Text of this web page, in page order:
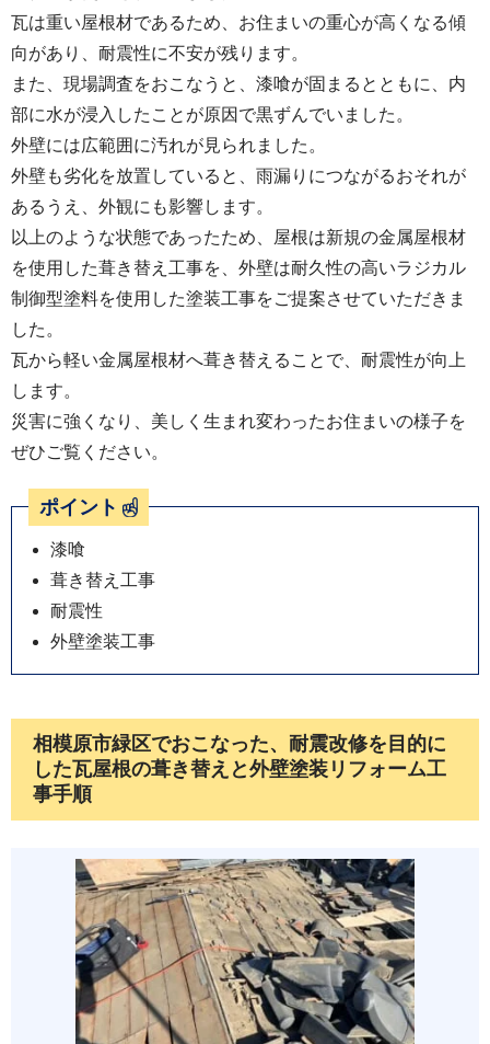
瓦は重い屋根材であるため、お住まいの重心が高くなる傾
向があり、耐震性に不安が残ります。
また、現場調査をおこなうと、漆喰が固まるとともに、内
部に水が浸入したことが原因で黒ずんでいました。
外壁には広範囲に汚れが見られました。
外壁も劣化を放置していると、雨漏りにつながるおそれが
あるうえ、外観にも影響します。
以上のような状態であったため、屋根は新規の金属屋根材
を使用した葺き替え工事を、外壁は耐久性の高いラジカル
制御型塗料を使用した塗装工事をご提案させていただきま
した。
瓦から軽い金属屋根材へ葺き替えることで、耐震性が向上
します。
災害に強くなり、美しく生まれ変わったお住まいの様子を
ぜひご覧ください。
ポイント
漆喰
葺き替え工事
耐震性
外壁塗装工事
相模原市緑区でおこなった、耐震改修を目的に
した瓦屋根の葺き替えと外壁塗装リフォーム工
事手順